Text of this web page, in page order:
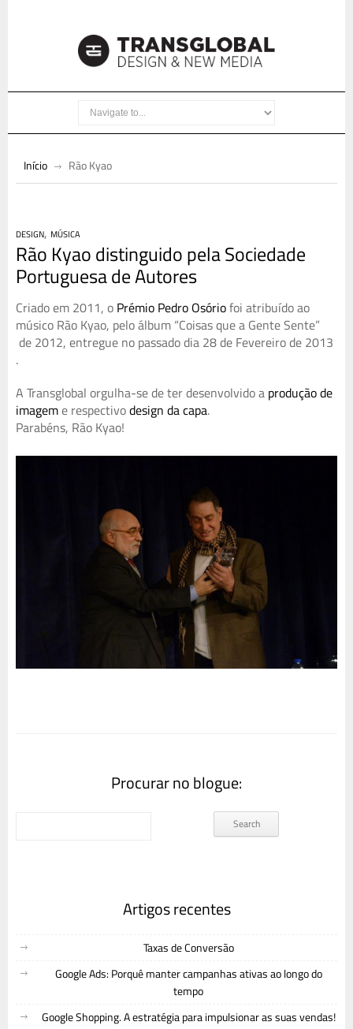
Início Rão Kyao
DESIGN, MÚSICA
Rão Kyao distinguido pela Sociedade
Portuguesa de Autores
Criado em 2011, o Prémio Pedro Osóriofoi atribuído ao
músico Rão Kyao, pelo álbum “Coisas que a Gente Sente”
de 2012, entregue no passado dia 28 de Fevereiro de 2013
.
A Transglobal orgulha-se de ter desenvolvido a produção de
imageme respectivodesign da capa.
Parabéns, Rão Kyao!
Procurar no blogue:
Artigos recentes
Taxas de Conversão
Google Ads: Porquê manter campanhas ativas ao longo do
tempo
Google Shopping. A estratégia para impulsionar as suas vendas!